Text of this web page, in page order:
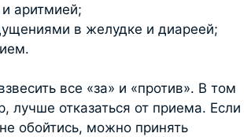
аритмией;
в желудке и диареей;
все «за» и «против». В том
лучше отказаться от приема. Если
обойтись, можно принять